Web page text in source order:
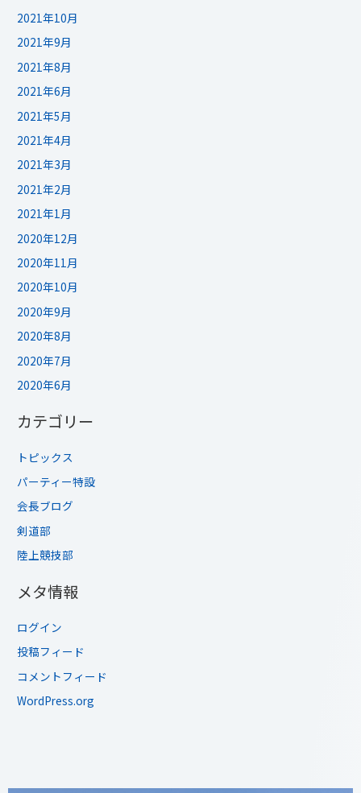
2021年10月
2021年9月
2021年8月
2021年6月
2021年5月
2021年4月
2021年3月
2021年2月
2021年1月
2020年12月
2020年11月
2020年10月
2020年9月
2020年8月
2020年7月
2020年6月
カテゴリー
トピックス
パーティー特設
会長ブログ
剣道部
陸上競技部
メタ情報
ログイン
投稿フィード
コメントフィード
WordPress.org